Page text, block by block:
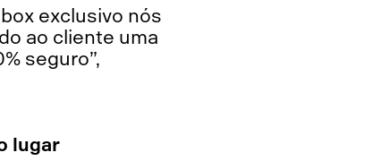
exclusivo nós
ao cliente uma
seguro”,
lugar